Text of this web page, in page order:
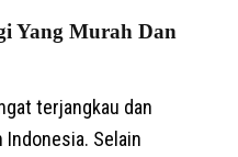
Yang Murah Dan
terjangkau dan
Selain